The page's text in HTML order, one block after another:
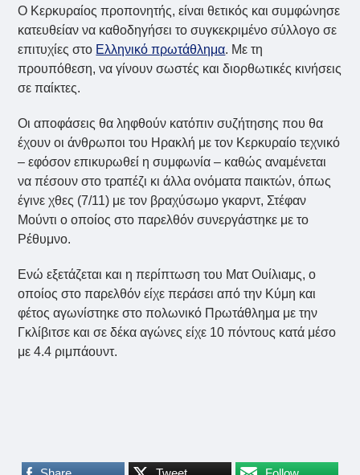
Ο Κερκυραίος προπονητής, είναι θετικός και συμφώνησε
κατευθείαν να καθοδηγήσει το συγκεκριμένο σύλλογο σε
επιτυχίες στο Ελληνικό πρωτάθλημα. Με τη
προυπόθεση, να γίνουν σωστές και διορθωτικές κινήσεις
σε παίκτες.
Οι αποφάσεις θα ληφθούν κατόπιν συζήτησης που θα
έχουν οι άνθρωποι του Ηρακλή με τον Κερκυραίο τεχνικό
– εφόσον επικυρωθεί η συμφωνία – καθώς αναμένεται
να πέσουν στο τραπέζι κι άλλα ονόματα παικτών, όπως
έγινε χθες (7/11) με τον βραχύσωμο γκαρντ, Στέφαν
Μούντι ο οποίος στο παρελθόν συνεργάστηκε με το
Ρέθυμνο.
Ενώ εξετάζεται και η περίπτωση του Ματ Ουίλιαμς, ο
οποίος στο παρελθόν είχε περάσει από την Κύμη και
φέτος αγωνίστηκε στο πολωνικό Πρωτάθλημα με την
Γκλίβιτσε και σε δέκα αγώνες είχε 10 πόντους κατά μέσο
με 4.4 ριμπάουντ.